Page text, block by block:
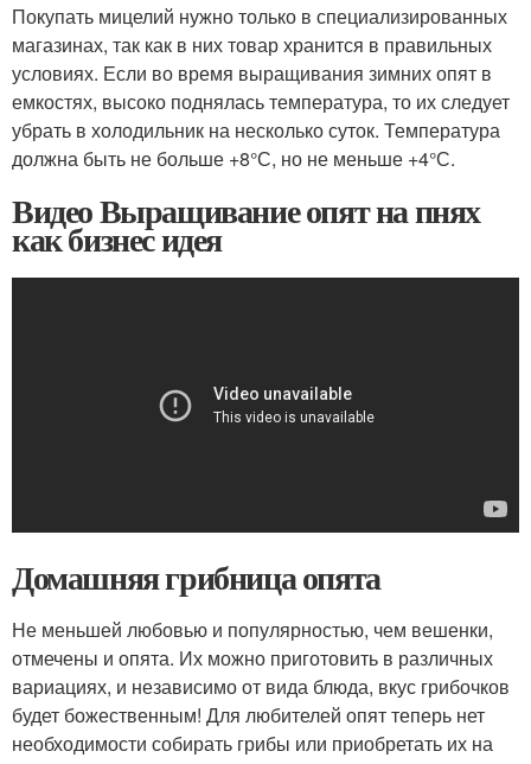
Покупать мицелий нужно только в специализированных
магазинах, так как в них товар хранится в правильных
условиях. Если во время выращивания зимних опят в
емкостях, высоко поднялась температура, то их следует
убрать в холодильник на несколько суток. Температура
должна быть не больше +8°С, но не меньше +4°С.
Видео Выращивание опят на пнях
как бизнес идея
Домашняя грибница опята
Не меньшей любовью и популярностью, чем вешенки,
отмечены и опята. Их можно приготовить в различных
вариациях, и независимо от вида блюда, вкус грибочков
будет божественным! Для любителей опят теперь нет
необходимости собирать грибы или приобретать их на